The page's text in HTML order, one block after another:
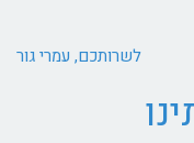
לשרותכם, עמרי גור